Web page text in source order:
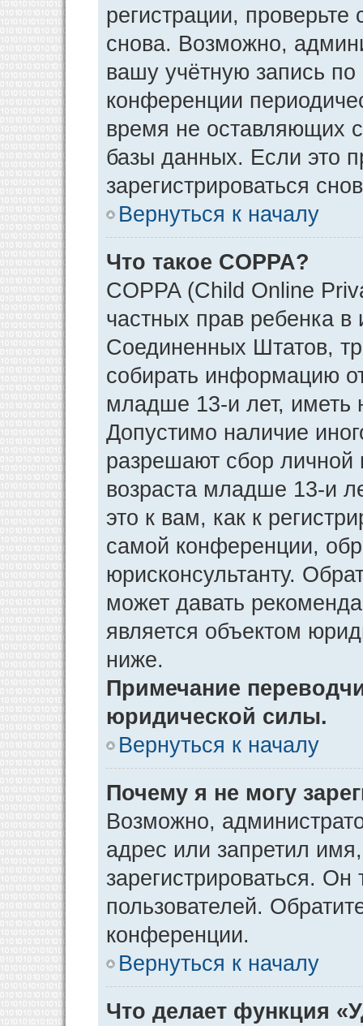
регистрации,
снова. Возможно,
вашу учётную запись
конференции
время не оставляющих
базы данных. Если это
зарегистрироваться
Вернуться к началу
Что такое COPPA?
COPPA (Child Online
частных прав ребенка в
Соединенных Штатов,
собирать информацию
младше 13-и лет, иметь
Допустимо наличие
разрешают сбор
возраста младше 13-и
это к вам, как к
самой конференции,
юрисконсультанту.
может давать
является объектом
ниже.
Примечание
юридической силы.
Вернуться к началу
Почему я не могу
Возможно,
адрес или запретил
зарегистрироваться.
пользователей.
конференции.
Вернуться к началу
Что делает функция